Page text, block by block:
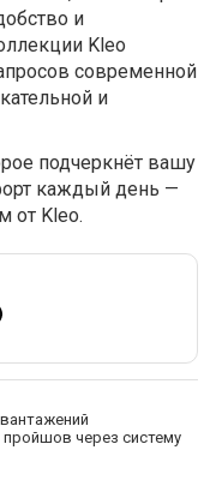
и
Kleo
современной
и
подчеркнёт вашу
каждый день —
от Kleo.
пройшов через систему